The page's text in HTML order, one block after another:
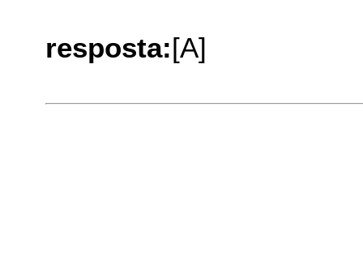
resposta:[A]